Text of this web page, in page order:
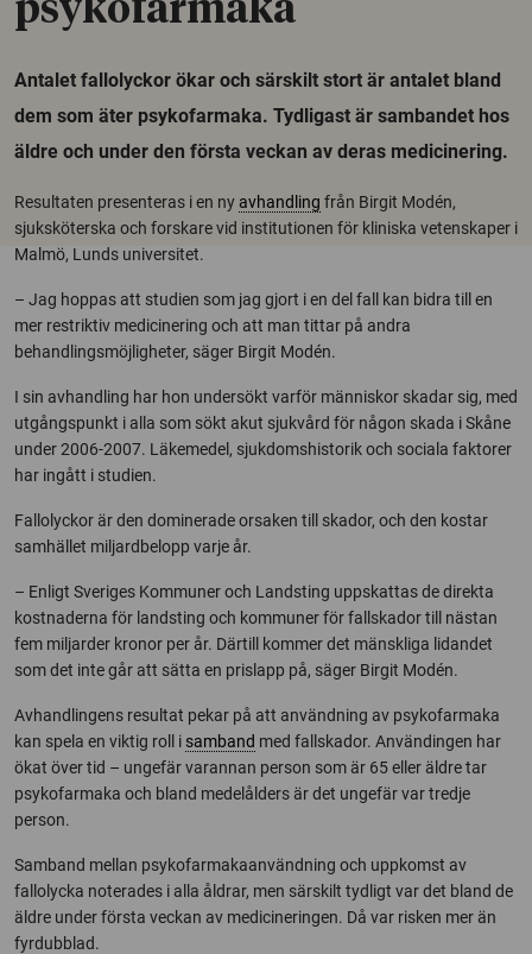
psykofarmaka
Antalet fallolyckor ökar och särskilt stort är antalet bland
dem som äter psykofarmaka. Tydligast är sambandet hos
äldre och under den första veckan av deras medicinering.
Resultaten presenteras i en nyavhandling från Birgit Modén,
sjuksköterska och forskare vid institutionen för kliniska vetenskaper i
Malmö, Lunds universitet.
– Jag hoppas att studien som jag gjort i en del fall kan bidra till en
mer restriktiv medicinering och att man tittar på andra
behandlingsmöjligheter, säger Birgit Modén.
I sin avhandling har hon undersökt varför människor skadar sig, med
utgångspunkt i alla som sökt akut sjukvård för någon skada i Skåne
under 2006-2007. Läkemedel, sjukdomshistorik och sociala faktorer
har ingått i studien.
Fallolyckor är den dominerade orsaken till skador, och den kostar
samhället miljardbelopp varje år.
– Enligt Sveriges Kommuner och Landsting uppskattas de direkta
kostnaderna för landsting och kommuner för fallskador till nästan
fem miljarder kronor per år. Därtill kommer det mänskliga lidandet
som det inte går att sätta en prislapp på, säger Birgit Modén.
Avhandlingens resultat pekar på att användning av psykofarmaka
kan spela en viktig roll i samband med fallskador. Användingen har
ökat över tid – ungefär varannan person som är 65 eller äldre tar
psykofarmaka och bland medelålders är det ungefär var tredje
person.
Samband mellan psykofarmakaanvändning och uppkomst av
fallolycka noterades i alla åldrar, men särskilt tydligt var det bland de
äldre under första veckan av medicineringen. Då var risken mer än
fyrdubblad.